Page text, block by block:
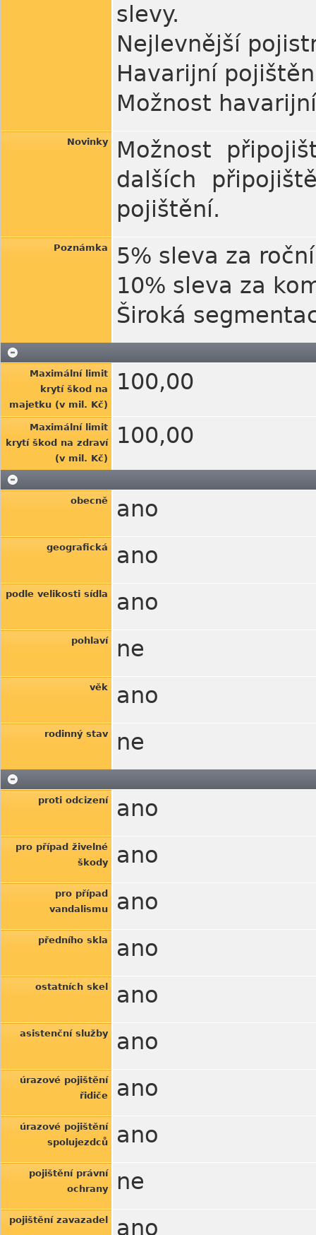
slevy.
Nejlevnější
Havarijní
Možnost
Novinky
Možnost
dalších
pojištění.
Poznámka
5% sleva za
10% sleva za
Široká
Maximální limit
krytí škod na
majetku (v mil. Kč)
100,00
Maximální limit
krytí škod na zdraví
(v mil. Kč)
100,00
obecně ano
geografická ano
podle velikosti sídla ano
pohlaví ne
věk ano
rodinný stav ne
proti odcizení ano
pro případ živelné
škody
ano
pro případ
vandalismu
ano
předního skla ano
ostatních skel ano
asistenční služby ano
úrazové pojištění
řidiče
ano
úrazové pojištění
spolujezdců
ano
pojištění právní
ochrany
ne
pojištění zavazadel ano